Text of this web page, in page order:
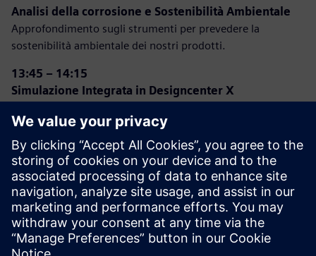
Analisi della corrosione e Sostenibilità Ambientale
Approfondimento sugli strumenti per prevedere la
sostenibilità ambientale dei nostri prodotti.
13:45 – 14:15
Simulazione Integrata in Designcenter X
Designcenter X, attivate dai Token.
14:15 – 14:45
Q&A e Condivisione con la community
Discussione aperta per condividere esperienze, idee e
feedback.
14:45 – 15:00
Conclusione